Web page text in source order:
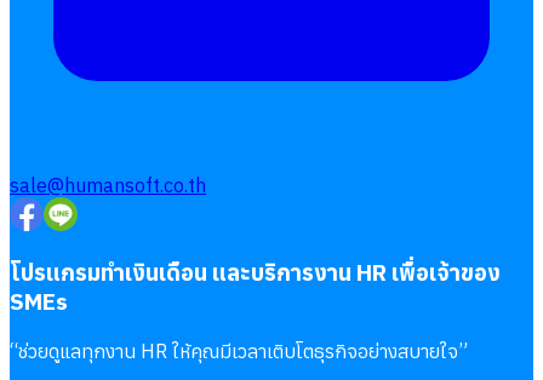
sale@humansoft.co.th
โปรแกรมทำเงินเดือน และบริการงาน HR เพื่อเจ้าของ
SMEs
“ช่วยดูแลทุกงาน HR ให้คุณมีเวลาเติบโตธุรกิจอย่างสบายใจ”